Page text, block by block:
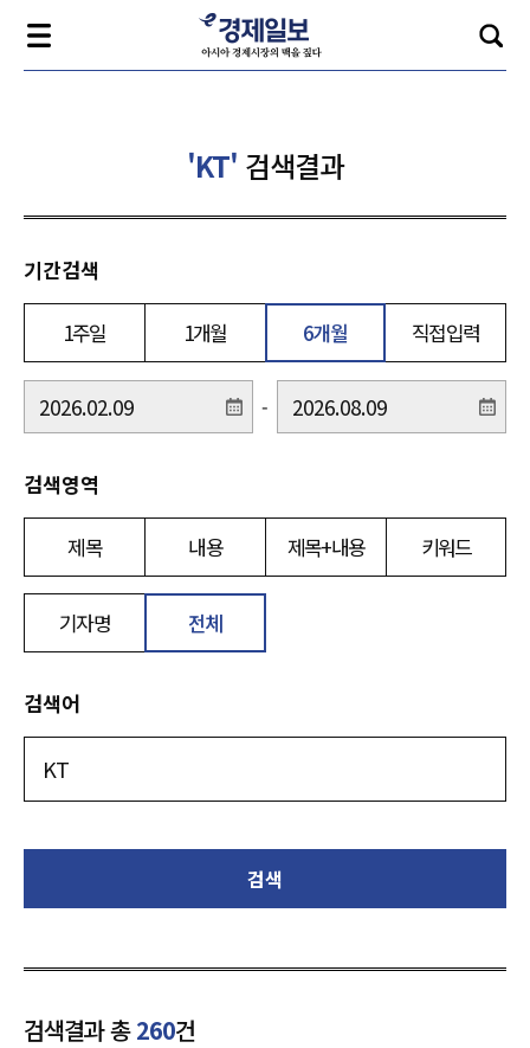
'KT' 검색결과
기간검색
1주일 1개월 6개월 직접입력
-
검색영역
제목 내용 제목+내용 키워드
기자명 전체
검색어
검색
검색결과 총260건